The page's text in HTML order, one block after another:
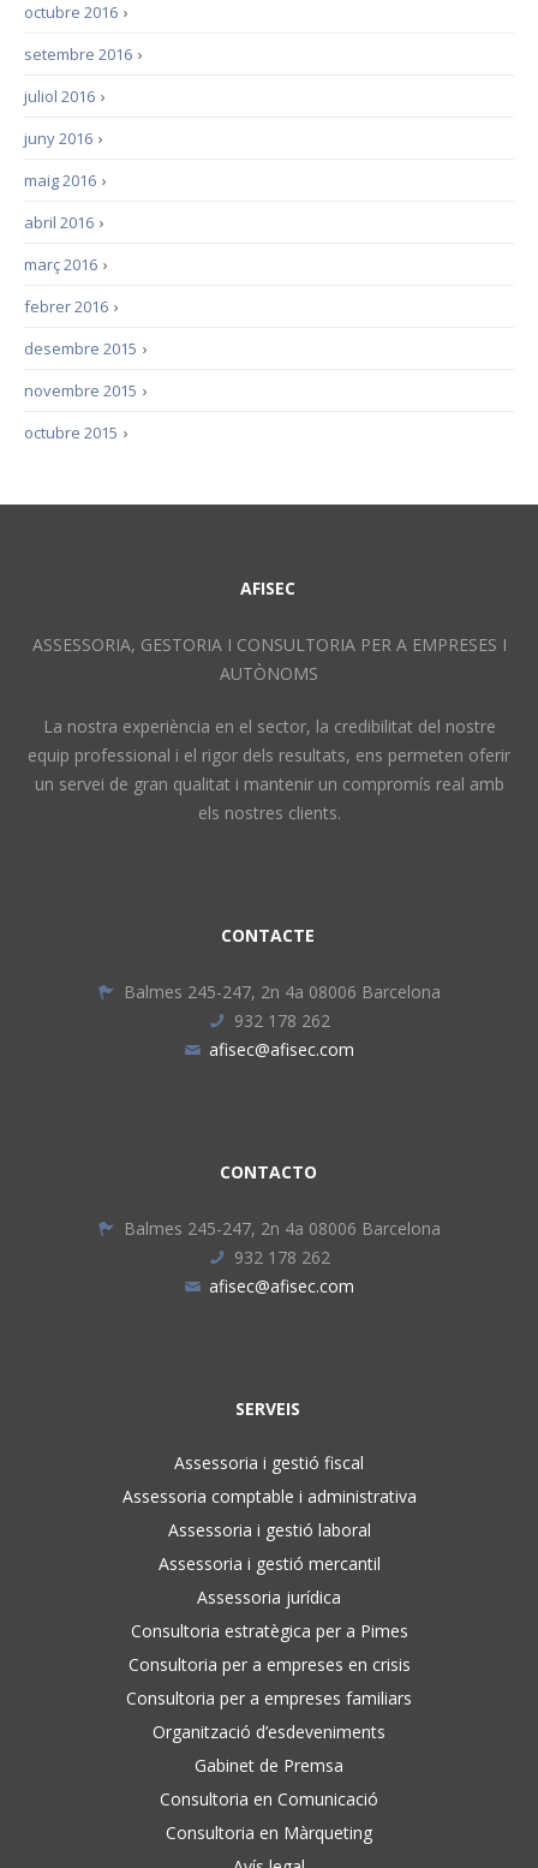
›
octubre 2016
›
setembre 2016
›
juliol 2016
›
juny 2016
›
maig 2016
›
abril 2016
›
març 2016
›
febrer 2016
›
desembre 2015
›
novembre 2015
›
octubre 2015
AFISEC
ASSESSORIA, GESTORIA I CONSULTORIA PER A EMPRESES I
AUTÒNOMS
La nostra experiència en el sector, la credibilitat del nostre
equip professional i el rigor dels resultats, ens permeten oferir
un servei de gran qualitat i mantenir un compromís real amb
els nostres clients.
CONTACTE
Balmes 245-247, 2n 4a 08006 Barcelona
932 178 262
afisec@afisec.com
CONTACTO
Balmes 245-247, 2n 4a 08006 Barcelona
932 178 262
afisec@afisec.com
SERVEIS
Assessoria i gestió fiscal
Assessoria comptable i administrativa
Assessoria i gestió laboral
Assessoria i gestió mercantil
Assessoria jurídica
Consultoria estratègica per a Pimes
Consultoria per a empreses en crisis
Consultoria per a empreses familiars
Organització d’esdeveniments
Gabinet de Premsa
Consultoria en Comunicació
Consultoria en Màrqueting